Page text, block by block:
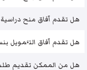
هل تقدم آفاق منح
هل تقدم آفاق التَّمويل بنسبة 100 ٪
هل من الممكن تقديم